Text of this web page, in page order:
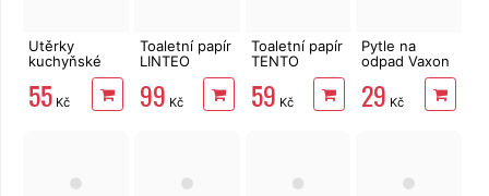
Utěrky
kuchyňské
TENTO Extra
Strong
3vrstvé, 2
55 Kč
Toaletní papír
LINTEO
3vrstvý 16
rolí, 240 m
99 Kč
Toaletní papír
TENTO
Ellegance
Pink 3vrstvý
8 rolí, 144 m
59 Kč
Pytle na
odpad Vaxon
60l, 20ks,
13µm, vázací,
fialové,
29 Kč